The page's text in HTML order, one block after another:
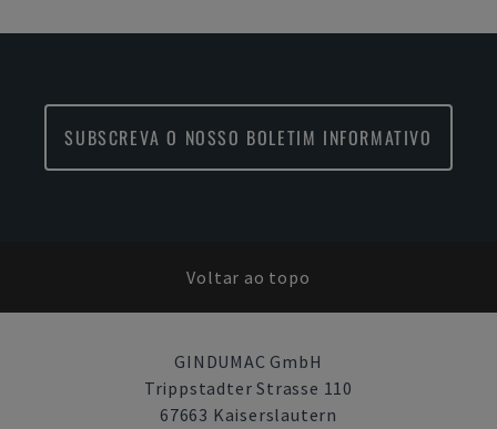
SUBSCREVA O NOSSO BOLETIM INFORMATIVO
Voltar ao topo
GINDUMAC GmbH
Trippstadter Strasse 110
67663 Kaiserslautern